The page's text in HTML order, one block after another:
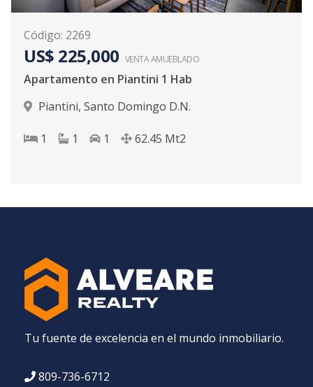
Código: 2269
US$ 225,000 VENTA AMUEBLADO
Apartamento en Piantini 1 Hab
Piantini, Santo Domingo D.N.
1 1 1 62.45 Mt2
Tu fuente de excelencia en el mundo inmobiliario.
809-736-6712